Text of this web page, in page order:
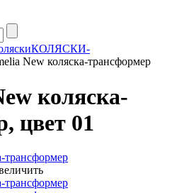
КОЛЯСКИ-
New коляска-трансформер
коляска-
цвет 01